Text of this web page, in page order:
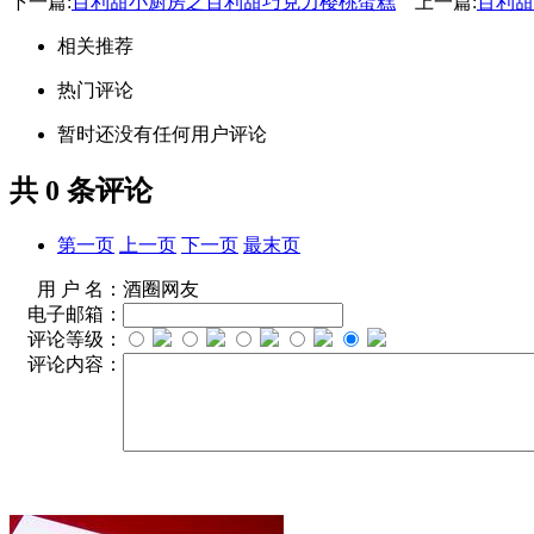
相关推荐
热门评论
暂时还没有任何用户评论
共 0 条评论
第一页 上一页 下一页 最末页
用 户 名： 酒圈网友
电子邮箱：
评论等级：
评论内容：